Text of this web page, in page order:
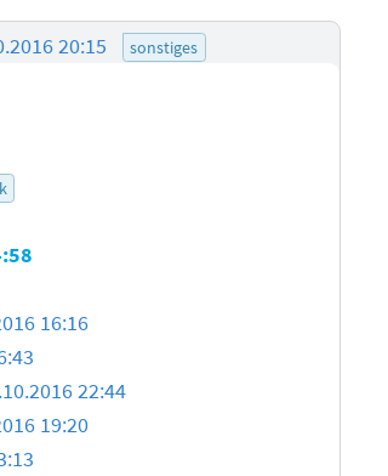
20:15 sonstiges
16:16
22:44
19:20